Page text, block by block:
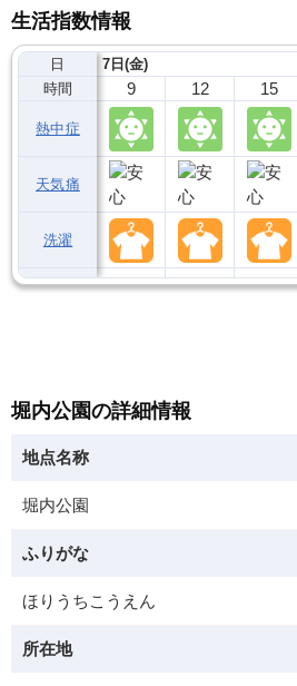
生活指数情報
日
時間
熱中症
天気痛
洗濯
7日(金)
9 12 15
堀内公園の詳細情報
地点名称
堀内公園
ふりがな
ほりうちこうえん
所在地